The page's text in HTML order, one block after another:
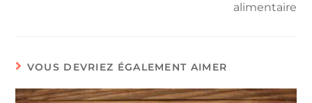
alimentaire
VOUS DEVRIEZ ÉGALEMENT AIMER